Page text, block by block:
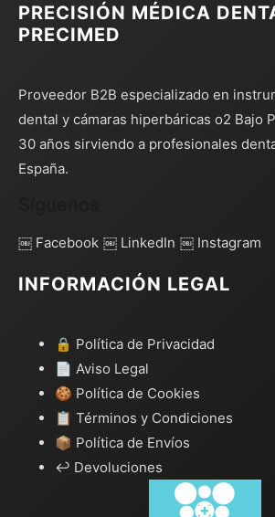
PRECISIÓN MÉDICA
PRECIMED
Proveedor B2B especializado en
dental y cámaras hiperbáricas o2 Bajo
30 años sirviendo a profesionales
España.
￼ Facebook ￼ LinkedIn ￼ Instagram
INFORMACIÓN LEGAL
🔒 Política de Privacidad
📄 Aviso Legal
🍪 Política de Cookies
📋 Términos y Condiciones
📦 Política de Envíos
↩️ Devoluciones